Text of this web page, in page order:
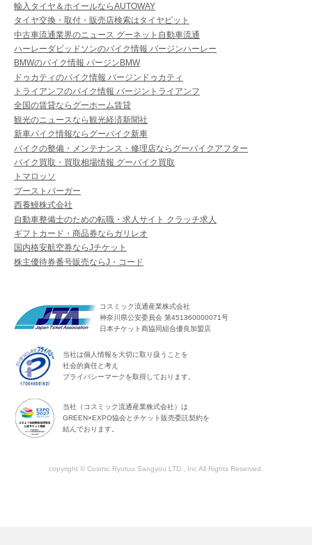
輸入タイヤ＆ホイールならAUTOWAY
タイヤ交換・取付・販売店検索はタイヤピット
中古車流通業界のニュース グーネット自動車流通
ハーレーダビッドソンのバイク情報 バージンハーレー
BMWのバイク情報 バージンBMW
ドゥカティのバイク情報 バージンドゥカティ
トライアンフのバイク情報 バージントライアンフ
全国の賃貸ならグーホーム賃貸
観光のニュースなら観光経済新聞社
新車バイク情報ならグーバイク新車
バイクの整備・メンテナンス・修理店ならグーバイクアフター
バイク買取・買取相場情報 グーバイク買取
トマロッソ
ブーストバーガー
西養鰻株式会社
自動車整備士のための転職・求人サイト クラッチ求人
ギフトカード・商品券ならガリレオ
国内格安航空券ならJチケット
株主優待券番号販売ならJ・コード
コスミック流通産業株式会社
神奈川県公安委員会 第451360000071号
日本チケット商協同組合優良加盟店
当社は個人情報を大切に取り扱うことを
社会的責任と考え
プライバシーマークを取得しております。
当社（コスミック流通産業株式会社）は
GREEN×EXPO協会とチケット販売委託契約を
結んでおります。
copyright © Cosmic Ryutuu Sangyou LTD., Inc All Rights Reserved.